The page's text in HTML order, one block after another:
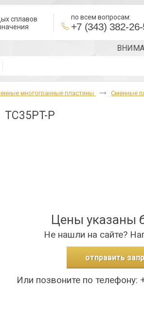
сплавов
по всем вопросам:
+7 (343) 382-
многогранные пластины Сменные
P
Цены указаны
Не нашли на сайте?
отправить
Или позвоните по